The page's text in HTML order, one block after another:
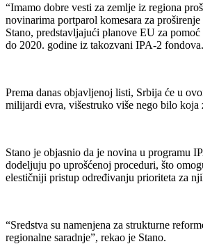
“Imamo dobre vesti za zemlje iz regiona
novinarima portparol komesara za proširenje
Stano, predstavljajući planove EU za
do 2020. godine iz takozvani IPA-2 fondova.
Prema danas objavljenoj listi, Srbija će u
milijardi evra, višestruko više nego bilo koja
Stano je objasnio da je novina u programu
dodeljuju po uprošćenoj proceduri, što
elestičniji pristup određivanju prioriteta za
“Sredstva su namenjena za strukturne
regionalne saradnje”, rekao je Stano.